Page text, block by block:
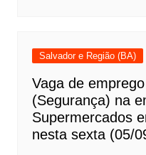
Salvador e Região (BA)
Vaga de
(Segurança) na
Supermercados
nesta sexta (05/